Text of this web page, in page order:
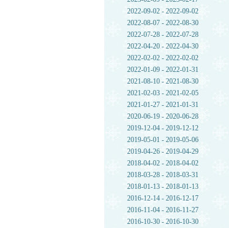
2022-09-02 - 2022-09-02
2022-08-07 - 2022-08-30
2022-07-28 - 2022-07-28
2022-04-20 - 2022-04-30
2022-02-02 - 2022-02-02
2022-01-09 - 2022-01-31
2021-08-10 - 2021-08-30
2021-02-03 - 2021-02-05
2021-01-27 - 2021-01-31
2020-06-19 - 2020-06-28
2019-12-04 - 2019-12-12
2019-05-01 - 2019-05-06
2019-04-26 - 2019-04-29
2018-04-02 - 2018-04-02
2018-03-28 - 2018-03-31
2018-01-13 - 2018-01-13
2016-12-14 - 2016-12-17
2016-11-04 - 2016-11-27
2016-10-30 - 2016-10-30